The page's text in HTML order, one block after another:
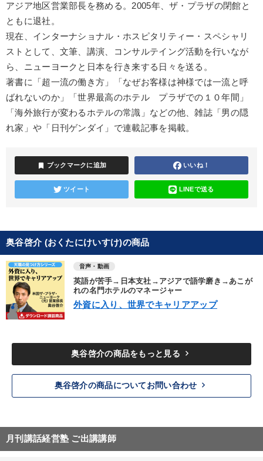
アジア地区営業部長を務める。2005年、ザ・プラザの閉館と
ともに退社。
現在、インターナショナル・ホスピタリティー・スペシャリ
ストとして、文筆、講演、コンサルテイング活動を行いなが
ら、ニューヨークと日本を行き来する日々を送る。
著書に「超一流の働き方」「なぜお客様は神様では一流と呼
ばれないのか」「世界最高のホテル プラザでの１０年間」
「海外旅行が変わるホテルの常識」などの他、雑誌「男の隠
れ家」や「日刊ゲンダイ」で連載記事を掲載。
bookmark ブックマークに追加 いいね！
ツイート LINEで送る
奥谷啓介 (おくたにけいすけ)の商品
音声・動画
英語が苦手→日本支社→アジアで語学磨き→あこが
れの名門ホテルのマネージャー
外資に入り、世界でキャリアアップ
奥谷啓介の商品をもっと見る keyboard_arrow_right
奥谷啓介の商品についてお問い合わせ keyboard_arrow_right
月刊講話経営塾 ご出講講師